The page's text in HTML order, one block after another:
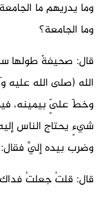
وما يدريهم ما
وما الجامعة؟
قال: صحيفةٌ طولها
الله (صلى الله عليه
وخطّ علىٍّ بيمينه،
شيءٍ يحتاج الناس
وضرب بيده إليَّ فقال:
قال: قلتُ جعلتُ